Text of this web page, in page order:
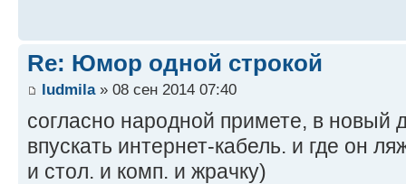
Re: Юмор одной строкой
ludmila» 08 сен 2014 07:40
cогласно народной примете, в новый
впускать интернет-кабель. и где он
и стол. и комп. и жрачку)